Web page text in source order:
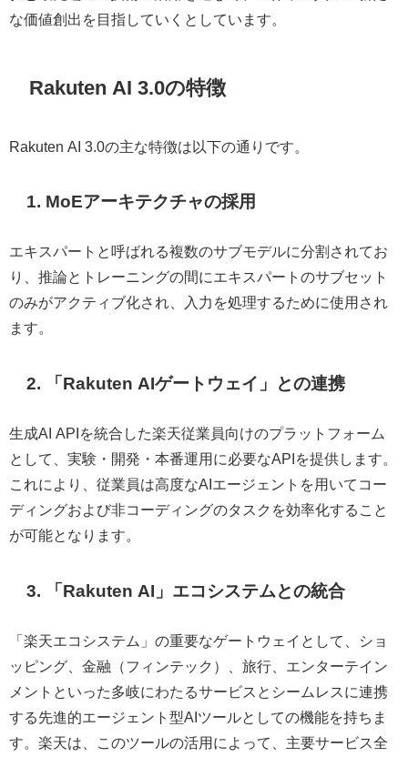
な価値創出を目指していくとしています。
Rakuten AI 3.0の特徴
Rakuten AI 3.0の主な特徴は以下の通りです。
1. MoEアーキテクチャの採用
エキスパートと呼ばれる複数のサブモデルに分割されてお
り、推論とトレーニングの間にエキスパートのサブセット
のみがアクティブ化され、入力を処理するために使用され
ます。
2. 「Rakuten AIゲートウェイ」との連携
生成AI APIを統合した楽天従業員向けのプラットフォーム
として、実験・開発・本番運用に必要なAPIを提供します。
これにより、従業員は高度なAIエージェントを用いてコー
ディングおよび非コーディングのタスクを効率化すること
が可能となります。
3. 「Rakuten AI」エコシステムとの統合
「楽天エコシステム」の重要なゲートウェイとして、ショ
ッピング、金融（フィンテック）、旅行、エンターテイン
メントといった多岐にわたるサービスとシームレスに連携
する先進的エージェント型AIツールとしての機能を持ちま
す。楽天は、このツールの活用によって、主要サービス全